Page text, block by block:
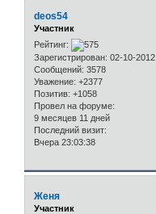
deos54
Участник
Рейтинг:
Зарегистрирован: 02-10-2012
Сообщений: 3578
Уважение: +2377
Позитив: +1058
Провел на форуме:
9 месяцев 11 дней
Последний визит:
Вчера 23:03:38
Женя
Участник